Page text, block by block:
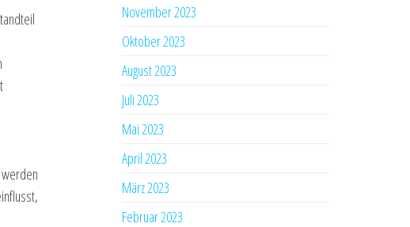
November 2023
Oktober 2023
August 2023
Juli 2023
Mai 2023
April 2023
März 2023
Februar 2023